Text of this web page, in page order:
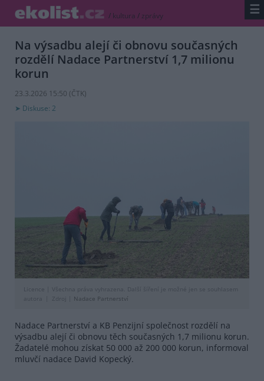
/ kultura / zprávy ☰
Na výsadbu alejí či obnovu současných
rozdělí Nadace Partnerství 1,7 milionu
korun
23.3.2026 15:50 (ČTK)
Diskuse: 2
Licence |
Všechna práva vyhrazena. Další šíření je možné jen se souhlasem
autora
Zdroj | Nadace Partnerství
Nadace Partnerství a KB Penzijní společnost rozdělí na
výsadbu alejí či obnovu těch současných 1,7 milionu korun.
Žadatelé mohou získat 50 000 až 200 000 korun, informoval
mluvčí nadace David Kopecký.